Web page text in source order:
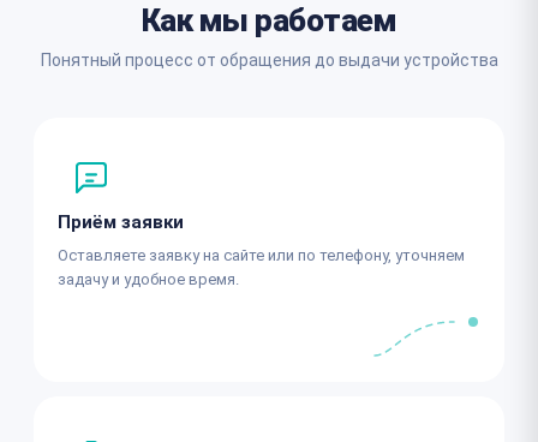
Как мы работаем
Понятный процесс от обращения до выдачи устройства
Приём заявки
Оставляете заявку на сайте или по телефону, уточняем
задачу и удобное время.